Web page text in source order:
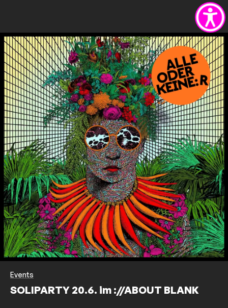
Events
SOLIPARTY 20.6. im ://ABOUT BLANK